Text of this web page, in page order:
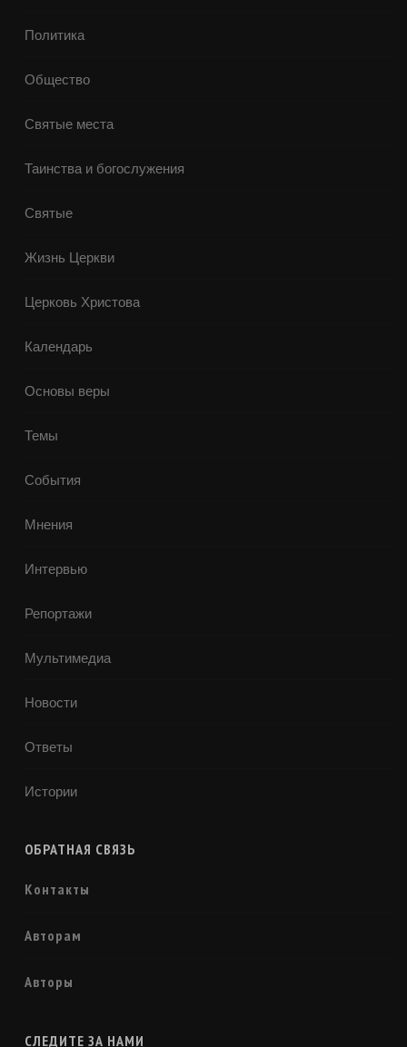
Политика
Общество
Святые места
Таинства и богослужения
Святые
Жизнь Церкви
Церковь Христова
Календарь
Основы веры
Темы
События
Мнения
Интервью
Репортажи
Мультимедиа
Новости
Ответы
Истории
ОБРАТНАЯ СВЯЗЬ
Контакты
Авторам
Авторы
СЛЕДИТЕ ЗА НАМИ